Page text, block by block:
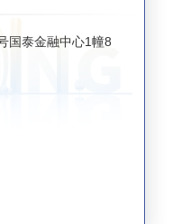
国泰金融中心1幢8